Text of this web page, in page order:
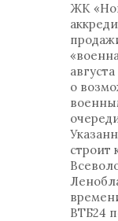
ЖК
о
строит
ВТБ24